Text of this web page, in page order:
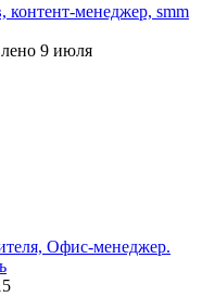
контент-менеджер, smm
9 июля
Офис-менеджер.